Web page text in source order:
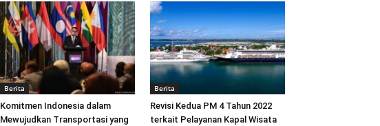
Berita
Komitmen Indonesia dalam
Mewujudkan Transportasi yang
Berita
Revisi Kedua PM 4 Tahun 2022
terkait Pelayanan Kapal Wisata